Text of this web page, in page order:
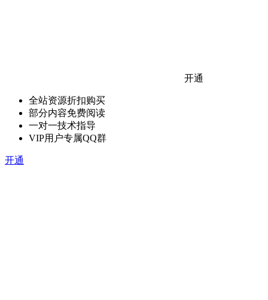
开通
全站资源折扣购买
部分内容免费阅读
一对一技术指导
VIP用户专属QQ群
开通